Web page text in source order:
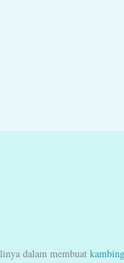
dalam membuat